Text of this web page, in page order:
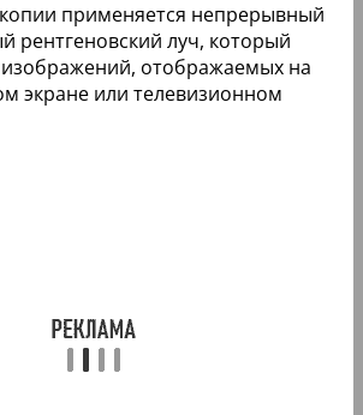
применяется непрерывный
рентгеновский луч, который
отображаемых на
экране или телевизионном